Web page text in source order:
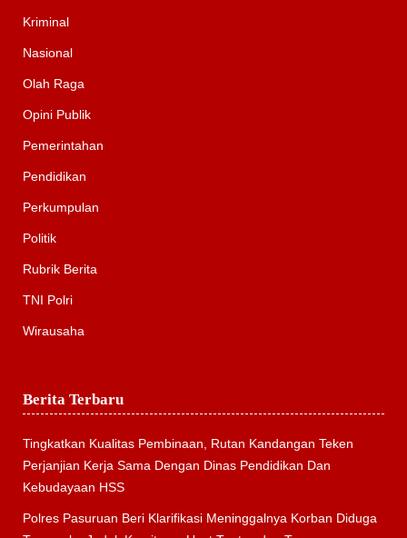
Kriminal
Nasional
Olah Raga
Opini Publik
Pemerintahan
Pendidikan
Perkumpulan
Politik
Rubrik Berita
TNI Polri
Wirausaha
Berita Terbaru
Tingkatkan Kualitas Pembinaan, Rutan Kandangan Teken
Perjanjian Kerja Sama Dengan Dinas Pendidikan Dan
Kebudayaan HSS
Polres Pasuruan Beri Klarifikasi Meninggalnya Korban Diduga